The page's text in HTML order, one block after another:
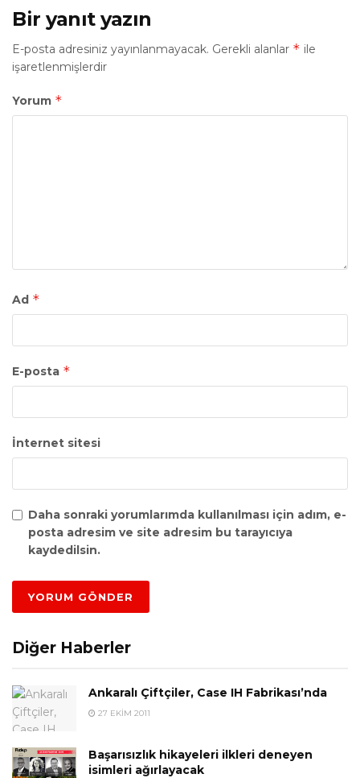
Bir yanıt yazın
E-posta adresiniz yayınlanmayacak. Gerekli alanlar * ile
işaretlenmişlerdir
Yorum *
Ad *
E-posta *
İnternet sitesi
Daha sonraki yorumlarımda kullanılması için adım, e-
posta adresim ve site adresim bu tarayıcıya
kaydedilsin.
Diğer Haberler
Ankaralı Çiftçiler, Case IH Fabrikası’nda
27 EKIM 2011
Başarısızlık hikayeleri ilkleri deneyen
isimleri ağırlayacak